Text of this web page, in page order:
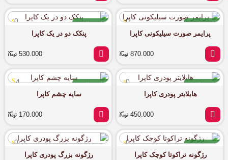
اورجینال
آماده ارسال
0
پرایمر صورت سیلیکونی کاپرا
870.000
اورجینال
آماده ارسال
0
پنکک دو در یک کاپرا
530.000
اورجینال
آماده ارسال
0
هایلایتر پودری کاپرا
450.000
اورجینال
آماده ارسال
4
سایه چشم کاپرا
170.000
اورجینال
آماده ارسال
0
رژگونه تراکوتا کوچک کاپرا
0
رژگونه بزرگ پودری کاپرا